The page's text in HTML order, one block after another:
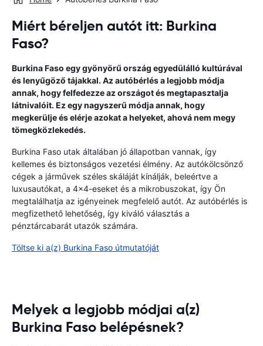
Miért béreljen autót itt: Burkina
Faso?
Burkina Faso egy gyönyörű ország egyedülálló kultúrával
és lenyűgöző tájakkal. Az autóbérlés a legjobb módja
annak, hogy felfedezze az országot és megtapasztalja
látnivalóit. Ez egy nagyszerű módja annak, hogy
megkerülje és elérje azokat a helyeket, ahová nem megy
tömegközlekedés.
Burkina Faso utak általában jó állapotban vannak, így
kellemes és biztonságos vezetési élmény. Az autókölcsönző
cégek a járművek széles skáláját kínálják, beleértve a
luxusautókat, a 4x4-eseket és a mikrobuszokat, így Ön
megtalálhatja az igényeinek megfelelő autót. Az autóbérlés is
megfizethető lehetőség, így kiváló választás a
pénztárcabarát utazók számára.
Töltse ki a(z) Burkina Faso útmutatóját
Melyek a legjobb módjai a(z)
Burkina Faso belépésnek?